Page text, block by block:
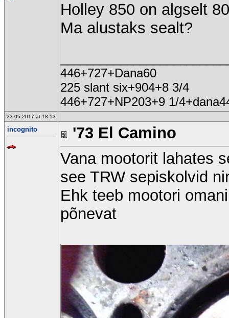
Holley 850 on algselt
Ma alustaks sealt?
446+727+Dana60
225 slant six+904+8 3/4
446+727+NP203+9 1/
23.05.2017 at 18:53
incognito
'73 El Camino
Vana mootorit lahates
see TRW sepiskolvid
Ehk teeb mootori
põnevat